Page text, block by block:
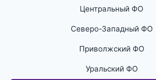
Центральный ФО
Северо-Западный ФО
Приволжский ФО
Уральский ФО